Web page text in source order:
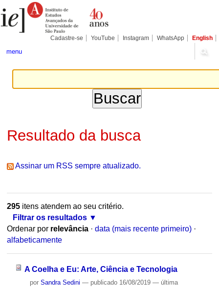
para
conteúdo.
Pessoais
Cadastre-se YouTube Instagram WhatsApp English
menu
Resultado da busca
Assinar um RSS sempre atualizado.
295itens atendem ao seu critério.
Filtrar os resultados
Ordenar por relevância · data (mais recente primeiro) ·
alfabeticamente
A Coelha e Eu: Arte, Ciência e Tecnologia
por Sandra Sedini — publicado16/08/2019 — última